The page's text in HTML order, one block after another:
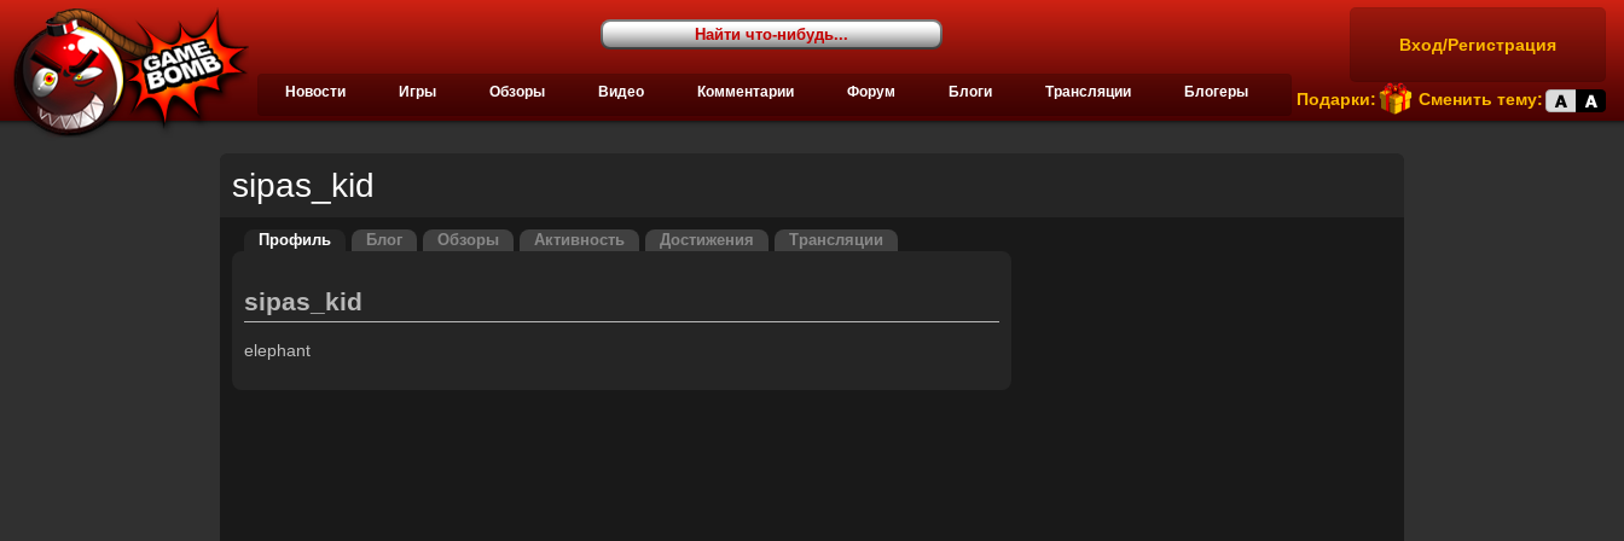
Вход/Регистрация
Подарки: Сменить тему:
Новости Игры Обзоры Видео Комментарии Форум Блоги Трансляции Блогеры
sipas_kid
Профиль Блог Обзоры Активность Достижения Трансляции
sipas_kid
elephant